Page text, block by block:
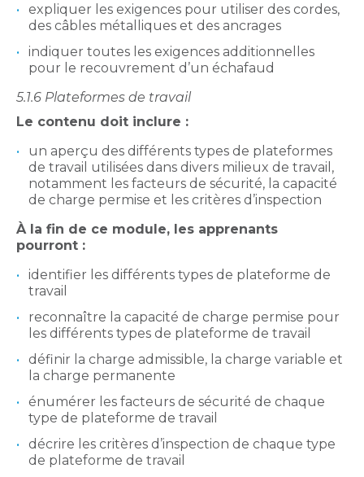
expliquer les exigences pour utiliser des cordes,
des câbles métalliques et des ancrages
indiquer toutes les exigences additionnelles
pour le recouvrement d’un échafaud
5.1.6 Plateformes de travail
Le contenu doit inclure :
un aperçu des différents types de plateformes
de travail utilisées dans divers milieux de travail,
notamment les facteurs de sécurité, la capacité
de charge permise et les critères d’inspection
À la fin de ce module, les apprenants
pourront :
identifier les différents types de plateforme de
travail
reconnaître la capacité de charge permise pour
les différents types de plateforme de travail
définir la charge admissible, la charge variable et
la charge permanente
énumérer les facteurs de sécurité de chaque
type de plateforme de travail
décrire les critères d’inspection de chaque type
de plateforme de travail